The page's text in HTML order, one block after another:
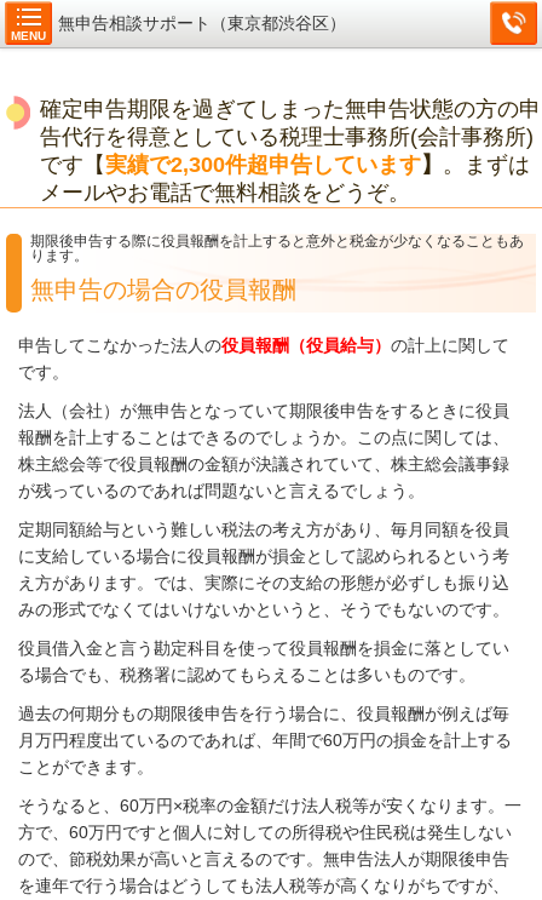
MENU
無申告相談サポート（東京都渋谷区）
確定申告期限を過ぎてしまった無申告状態の方の申
告代行を得意としている税理士事務所(会計事務所)
です【実績で2,300件超申告しています】 。まずは
メールやお電話で無料相談をどうぞ。
期限後申告する際に役員報酬を計上すると意外と税金が少なくなることもあ
ります。
無申告の場合の役員報酬
申告してこなかった法人の役員報酬（役員給与） の計上に関して
です。
法人（会社）が無申告となっていて期限後申告をするときに役員
報酬を計上することはできるのでしょうか。この点に関しては、
株主総会等で役員報酬の金額が決議されていて、株主総会議事録
が残っているのであれば問題ないと言えるでしょう。
定期同額給与という難しい税法の考え方があり、毎月同額を役員
に支給している場合に役員報酬が損金として認められるという考
え方があります。では、実際にその支給の形態が必ずしも振り込
みの形式でなくてはいけないかというと、そうでもないのです。
役員借入金と言う勘定科目を使って役員報酬を損金に落としてい
る場合でも、税務署に認めてもらえることは多いものです。
過去の何期分もの期限後申告を行う場合に、役員報酬が例えば毎
月万円程度出ているのであれば、年間で60万円の損金を計上する
ことができます。
そうなると、60万円×税率の金額だけ法人税等が安くなります。一
方で、60万円ですと個人に対しての所得税や住民税は発生しない
ので、節税効果が高いと言えるのです。無申告法人が期限後申告
を連年で行う場合はどうしても法人税等が高くなりがちですが、